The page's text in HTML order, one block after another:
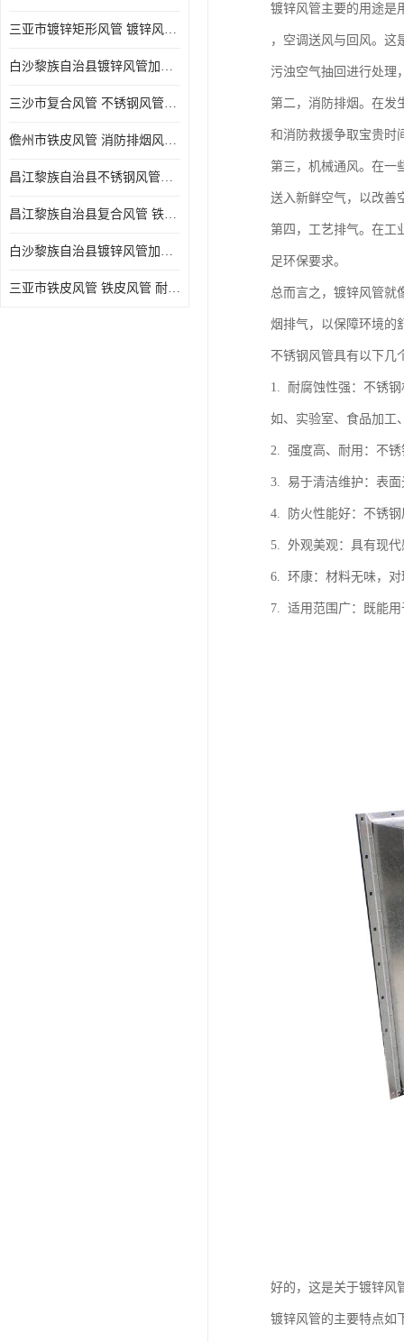
三亚市镀锌矩形风管 镀锌风管加工厂
白沙黎族自治县镀锌风管加工厂 铁皮风管 耐腐蚀
三沙市复合风管 不锈钢风管加工 做急单
儋州市铁皮风管 消防排烟风管 耐腐蚀
昌江黎族自治县不锈钢风管加工 镀锌螺旋风管加工厂
昌江黎族自治县复合风管 铁皮风管
白沙黎族自治县镀锌风管加工厂 新风排风管
三亚市铁皮风管 铁皮风管 耐腐蚀
镀锌风管主要的用途是
，空调送风与回风。这
污浊空气抽回进行处理
第二，消防排烟。在发
和消防救援争取宝贵时
第三，机械通风。在一
送入新鲜空气，以改善
第四，工艺排气。在工
足环保要求。
总而言之，镀锌风管就
烟排气，以保障环境的
不锈钢风管具有以下几
1. 耐腐蚀性强：不锈
如、实验室、食品加工
2. 强度高、耐用：不锈
3. 易于清洁维护：表面
4. 防火性能好：不锈钢
5. 外观美观：具有现代
6. 环康：材料无味，
7. 适用范围广：既能
好的，这是关于镀锌风
镀锌风管的主要特点如